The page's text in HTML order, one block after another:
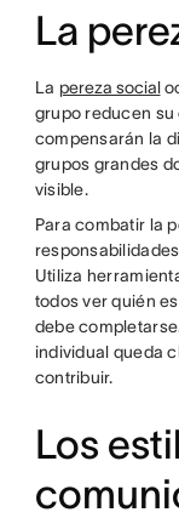
La
La pereza social
grupo reducen
compensarán la
grupos grandes
visible.
Para combatir la
Utiliza
todos ver quién
debe
individual queda
contribuir.
Los